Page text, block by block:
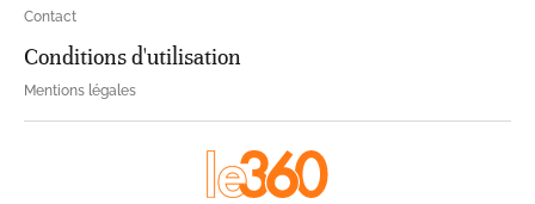
Contact
Conditions d'utilisation
Mentions légales